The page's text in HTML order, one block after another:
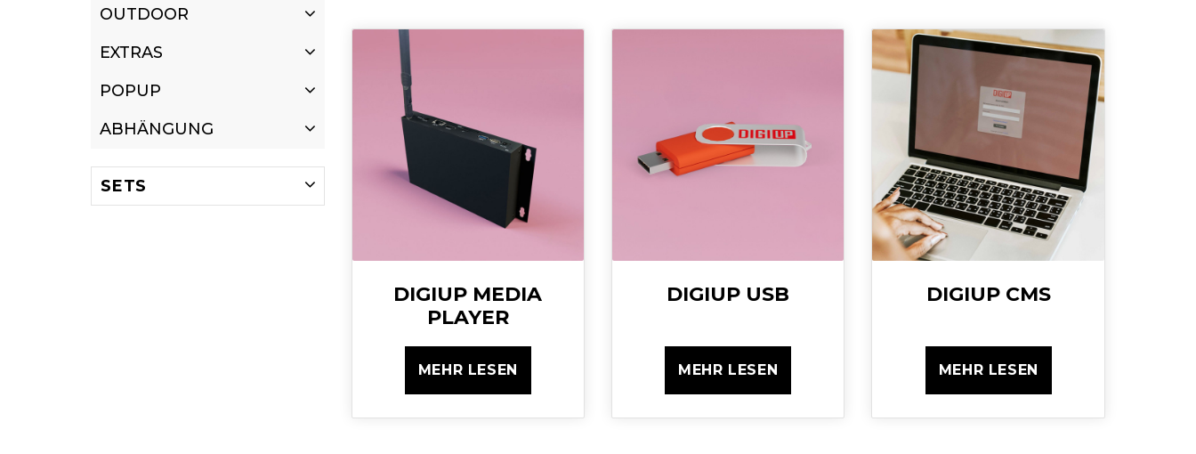
OUTDOOR
EXTRAS
POPUP
ABHÄNGUNG
SETS
DIGIUP MEDIA
PLAYER
MEHR LESEN
DIGIUP USB
MEHR LESEN
DIGIUP CMS
MEHR LESEN